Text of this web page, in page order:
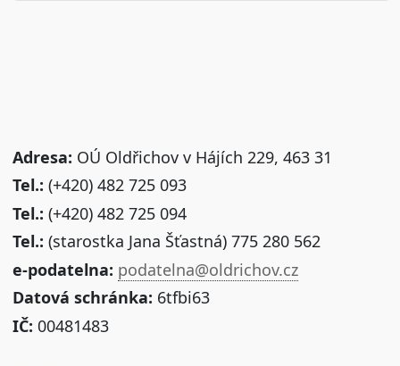
Adresa: OÚ Oldřichov v Hájích 229, 463 31
Tel.: (+420) 482 725 093
Tel.: (+420) 482 725 094
Tel.: (starostka Jana Šťastná) 775 280 562
e-podatelna: podatelna@oldrichov.cz
Datová schránka: 6tfbi63
IČ: 00481483